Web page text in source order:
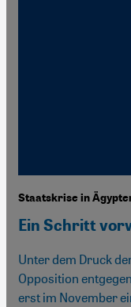
Staatskrise in
Ein Schritt
Unter dem Druck
Opposition
erst im November